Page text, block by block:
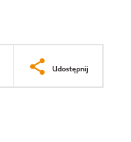
Udostępnij